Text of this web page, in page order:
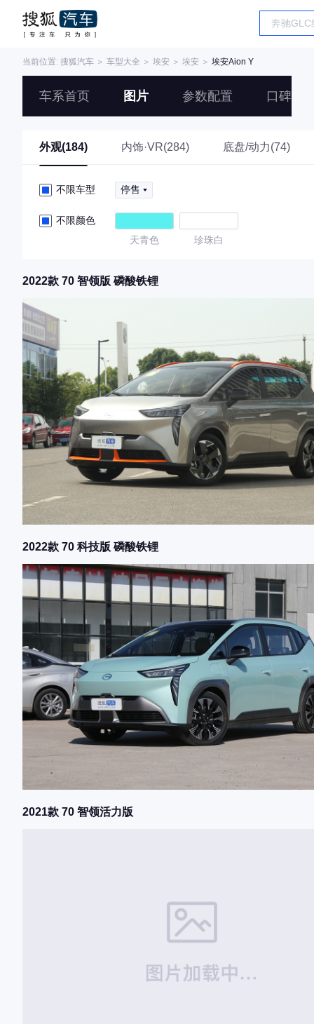
当前位置: 搜狐汽车 ＞ 车型大全 ＞ 埃安 ＞ 埃安 ＞ 埃安Aion Y
车系首页 图片 参数配置 口碑
外观(184) 内饰·VR(284) 底盘/动力(74)
不限车型 停售
不限颜色
天青色
珍珠白
2022款 70 智领版 磷酸铁锂
2022款 70 科技版 磷酸铁锂
2021款 70 智领活力版